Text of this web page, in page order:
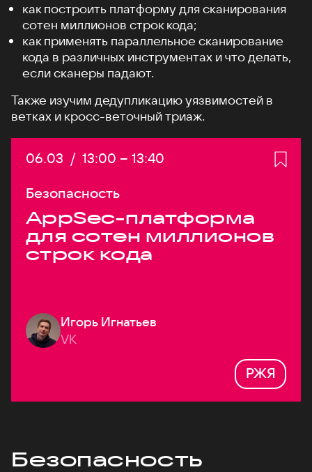
как построить платформу для сканирования
сотен миллионов строк кода;
как применять параллельное сканирование
кода в различных инструментах и что делать,
если сканеры падают.
Также изучим дедупликацию уязвимостей в
ветках и кросс-веточный триаж.
Дата:
06.03 / Начало:
13:00 – Конец:
13:40
Безопасность
AppSec-платформа
для сотен миллионов
строк кода
Игорь Игнатьев
VK
РЖЯ
Безопасность